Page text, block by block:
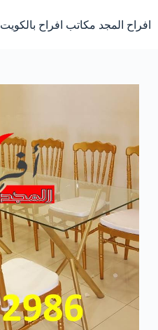
إلى
المحتوى
افراح المجد مكاتب افراح بالكويت